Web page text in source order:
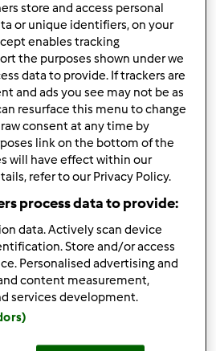
per poter commentare
In cima
store and access personal
or unique identifiers, on your
enables tracking
the purposes shown under we
data to provide. If trackers are
and ads you see may not be as
resurface this menu to change
consent at any time by
link on the bottom of the
will have effect within our
refer to our Privacy Policy.
process data to provide:
data. Actively scan device
Store and/or access
Personalised advertising and
content measurement,
services development.